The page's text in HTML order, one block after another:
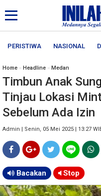
PERISTIWA NASIONAL
Home » Headline » Medan
Timbun Anak
Tinjau Lokasi
Sebelum Ada Izin
Admin | Senin, 05 Mei 2025 | 13:27
Bacakan Stop